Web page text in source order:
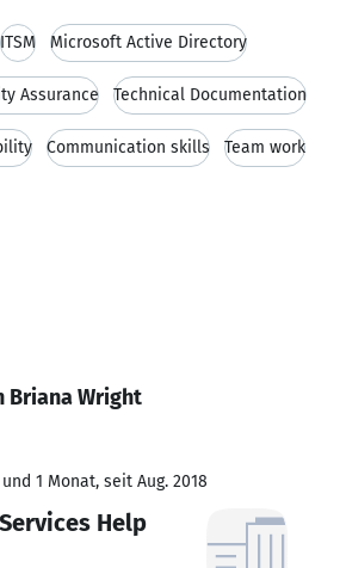
ITSM Microsoft Active Directory
Assurance Technical Documentation
Communication skills Team work
Briana Wright
1 Monat, seit Aug. 2018
Help